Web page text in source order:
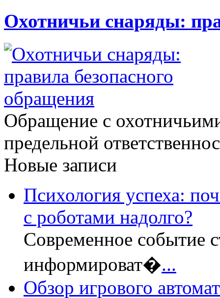
Охотничьи снаряды:
Обращение с
предельной
Новые записи
Психология успеха:
с роботами надолго?
Современное событие
информироват�...
Обзор игрового